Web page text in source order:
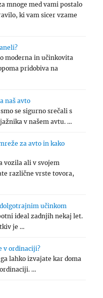
mnoge med vami postalo
ki vam sicer vzame
moderna in učinkovita
pridobiva na
naš avto
se sigurno srečali s
v našem avtu. …
za avto in kako
vozila ali v svojem
različne vrste tovora,
učinkom
ideal zadnjih nekaj let.
je …
v ordinaciji?
lahko izvajate kar doma
…